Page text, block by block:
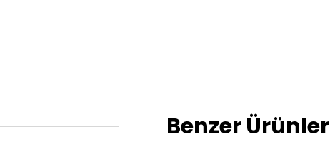
Benzer Ürünler